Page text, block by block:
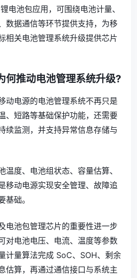
电池包应用，可围绕电池计量、
数据通信等环节提供支持，为移
相关电池管理系统升级提供芯片
何推动电池管理系统升级?
动电源的电池管理系统不再只是
、短路等基础保护功能，还需要
续监测，并支持异常信息存储与
温度、电池组状态、容量估算、
移动电源实现安全管理、故障追
基础。
电池包管理芯片的重要性进一步
对电池电压、电流、温度等参数
计量算法完成 SoC、SOH、剩余
估算，再通过通信接口与系统主